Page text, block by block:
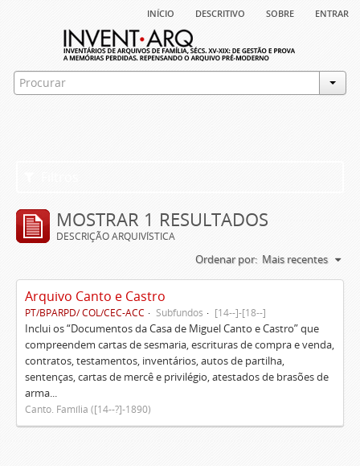
início descritivo sobre entrar
MOSTRAR 1 RESULTADOS
DESCRIÇÃO ARQUIVÍSTICA
Ordenar por: Mais recentes
Arquivo Canto e Castro
PT/BPARPD/ COL/CEC-ACC Subfundos [14--]-[18--]
Inclui os “Documentos da Casa de Miguel Canto e Castro” que
compreendem cartas de sesmaria, escrituras de compra e venda,
contratos, testamentos, inventários, autos de partilha,
sentenças, cartas de mercê e privilégio, atestados de brasões de
arma...
Canto. Família ([14--?]-1890)